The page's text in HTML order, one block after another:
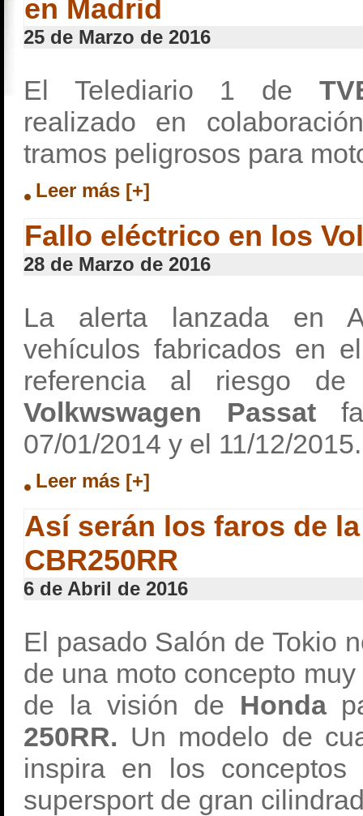
en Madrid
25 de Marzo de 2016
El Telediario 1 de
realizado en
tramos peligrosos para
Leer más [+]
Fallo eléctrico en los
28 de Marzo de 2016
La alerta lanzada en
vehículos fabricados en
referencia al riesgo
Volkwswagen Passat
07/01/2014 y el 11/12/2015.
Leer más [+]
Así serán los faros de
CBR250RR
6 de Abril de 2016
El pasado Salón de Tokio
de una moto concepto
de la visión de Honda
250RR. Un modelo de
inspira en los
supersport de gran